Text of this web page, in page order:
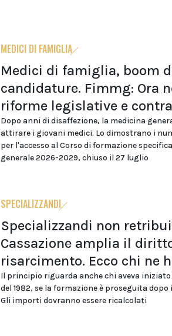
MEDICI DI FAMIGLIA
Medici di famiglia, boom
candidature. Fimmg: Ora
riforme legislative e
Dopo anni di disaffezione, la medicina
attirare i giovani medici. Lo dimostrano i
per l'accesso al Corso di formazione
generale 2026-2029, chiuso il 27 luglio
SPECIALIZZANDI
Specializzandi non
Cassazione amplia il
risarcimento. Ecco chi ne
Il principio riguarda anche chi aveva
del 1982, se la formazione è proseguita dopo
Gli importi dovranno essere ricalcolati